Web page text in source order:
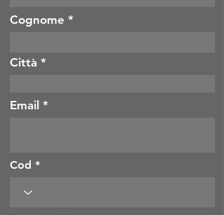
Cognome
Città
Email
Cod